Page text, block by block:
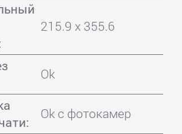
215.9 x 355.6
Ok
Ok с фотокамер